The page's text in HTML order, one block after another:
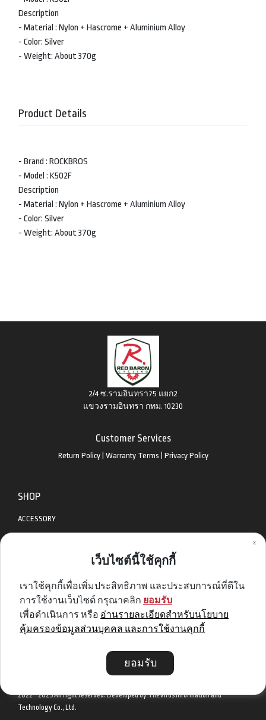
x
เว็บไซต์นี้ใช้คุกกี้
เราใช้คุกกี้เพื่อเพิ่มประสิทธิภาพ และประสบการณ์ที่ดีใน
การใช้งานเว็บไซต์ กรุณาคลิก ยอมรับ
เพื่อดำเนินการ หรือ อ่านรายละเอียดสำหรับนโยบาย
คุ้มครองข้อมูลส่วนบุคคล และการใช้งานคุกกี้
ยอมรับ
Description
- Material : Nylon + Hascrome + Aluminium Alloy
- Color: Silver
- Weight: About 370g
Product Details
- Brand : ROCKBROS
- Model : K502F
Description
- Material : Nylon + Hascrome + Aluminium Alloy
- Color: Silver
- Weight: About 370g
2/4 ซ.รามอินทรา75 แยก2
แขวงรามอินทรา กทม. 10230
Customer Services
Return Policy| Warranty Terms Privacy Policy
SHOP
ACCESSORY
DIABLO BIKE
GET SPECIAL DEAL & OFFERS
Sign me up
2022 - 2025 All right reserved. Developed by TheVirus Information and
Technology Co., Ltd.